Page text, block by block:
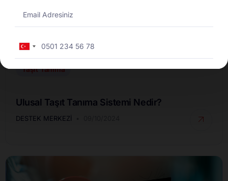
Taşıt Tanıma
Ulusal Taşıt Tanıma Sistemi Nedir?
DESTEK MERKEZI
Turkey
+90